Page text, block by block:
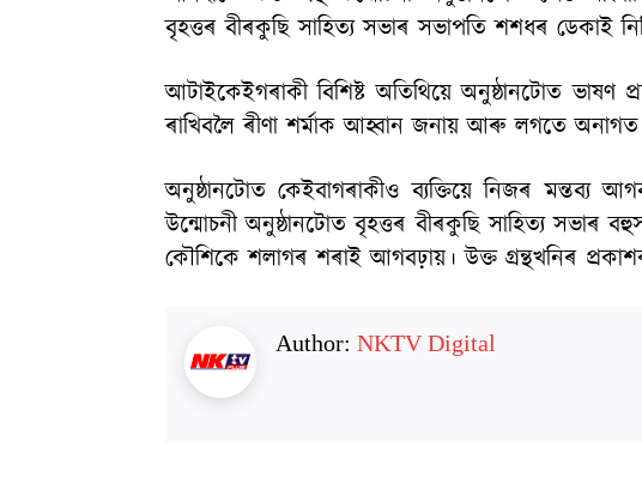
বৃহত্তৰ বীৰকুছি সাহিত্য সভাৰ সভাপতি শশধৰ ডেকাই
আটাইকেইগৰাকী বিশিষ্ট অতিথিয়ে অনুষ্ঠানটোত
ৰাখিবলৈ ৰীণা শৰ্মাক আহ্বান জনায় আৰু লগতে অনাগত
অনুষ্ঠানটোত কেইবাগৰাকীও ব্যক্তিয়ে নিজৰ মন্তব্য
উন্মোচনী অনুষ্ঠানটোত বৃহত্তৰ বীৰকুছি সাহিত্য সভাৰ
কৌশিকে শলাগৰ শৰাই আগবঢ়ায়। উক্ত গ্ৰন্থখনিৰ প্ৰকাশক
Author: NKTV Digital